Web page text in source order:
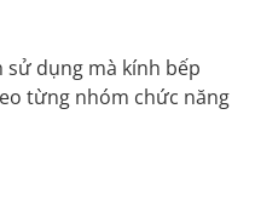
sử dụng mà kính bếp
từng nhóm chức năng